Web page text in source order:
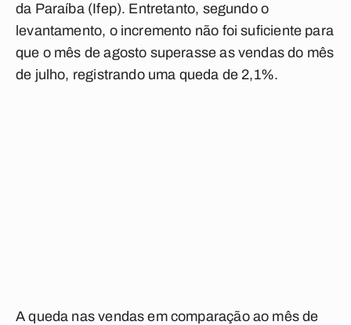
da Paraíba (Ifep). Entretanto, segundo o
levantamento, o incremento não foi suficiente para
que o mês de agosto superasse as vendas do mês
de julho, registrando uma queda de 2,1%.
A queda nas vendas em comparação ao mês de